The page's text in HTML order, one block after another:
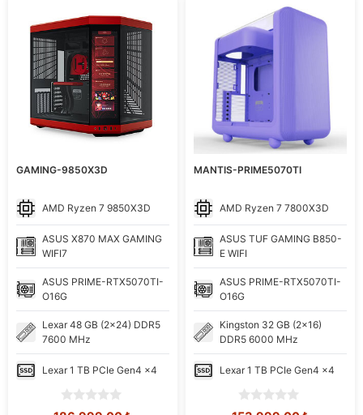
GAMING-9850X3D
AMD Ryzen 7 9850X3D
ASUS X870 MAX GAMING
WIFI7
ASUS PRIME-RTX5070TI-
O16G
Lexar 48 GB (2x24) DDR5
7600 MHz
Lexar 1 TB PCIe Gen4 x4
0
MANTIS-PRIME5070TI
AMD Ryzen 7 7800X3D
ASUS TUF GAMING B850-
E WIFI
ASUS PRIME-RTX5070TI-
O16G
Kingston 32 GB (2x16)
DDR5 6000 MHz
Lexar 1 TB PCIe Gen4 x4
0